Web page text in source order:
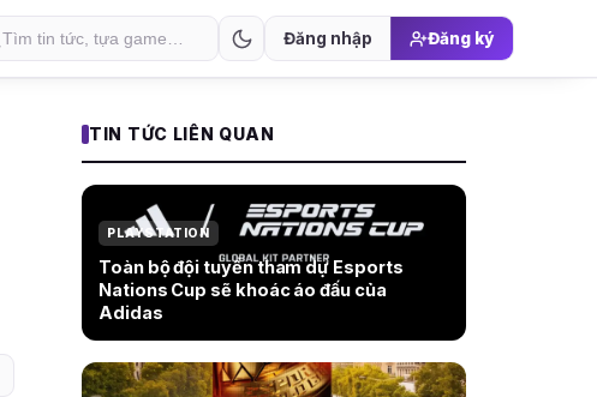
Đăng nhập Đăng ký
TIN TỨC LIÊN QUAN
PLAYSTATION
Toàn bộ đội tuyển tham dự Esports
Nations Cup sẽ khoác áo đấu của
Adidas